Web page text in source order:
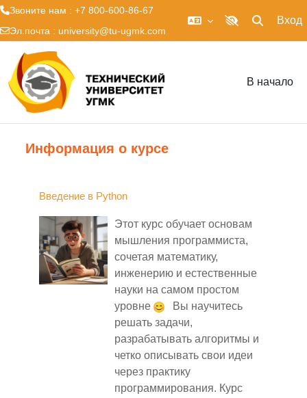
Звоните нам : +7 800-600-86-67
Эл.почта : university@tu-ugmk.com Изменить
Вход
В начало
Информация о курсе
Введение в Python
Этот курс обучает основам
мышления программиста,
сочетая математику,
инженерию и естественные
науки на самом простом
уровне
Вы научитесь
решать задачи,
разрабатывать алгоритмы и
четко описывать свои идеи
через практику
программирования. Курс